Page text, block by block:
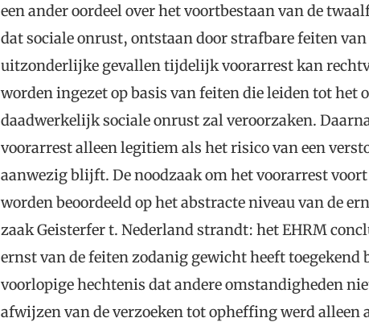
een ander oordeel over het voortbestaan van de
dat sociale onrust, ontstaan door strafbare feiten
uitzonderlijke gevallen tijdelijk voorarrest kan
worden ingezet op basis van feiten die leiden tot
daadwerkelijk sociale onrust zal veroorzaken.
voorarrest alleen legitiem als het risico van een
aanwezig blijft. De noodzaak om het voorarrest
worden beoordeeld op het abstracte niveau van de
zaak Geisterfer t. Nederland strandt: het EHRM
ernst van de feiten zodanig gewicht heeft toegekend
voorlopige hechtenis dat andere omstandigheden
afwijzen van de verzoeken tot opheffing werd alleen